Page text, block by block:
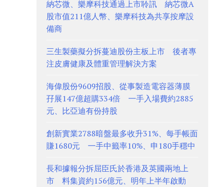
納芯微、樂摩科技通過上市聆訊 納芯微A
股市值211億人幣、樂摩科技為共享按摩設
備商
三生製藥擬分拆蔓迪股份主板上市 後者專
注皮膚健康及體重管理解決方案
海偉股份9609招股、從事製造電容器薄膜
孖展147億超購334倍 一手入場費約2885
元、比亞迪有份持股
創新實業2788暗盤最多收升31%、每手帳面
賺1680元 一手中籤率10%、申180手穩中
長和據報分拆屈臣氏於香港及英國兩地上
市 料集資約156億元、明年上半年啟動